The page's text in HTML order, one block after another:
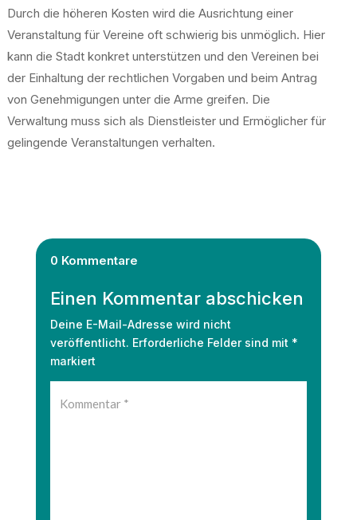
Durch die höheren Kosten wird die Ausrichtung einer
Veranstaltung für Vereine oft schwierig bis unmöglich. Hier
kann die Stadt konkret unterstützen und den Vereinen bei
der Einhaltung der rechtlichen Vorgaben und beim Antrag
von Genehmigungen unter die Arme greifen. Die
Verwaltung muss sich als Dienstleister und Ermöglicher für
gelingende Veranstaltungen verhalten.
0 Kommentare
Einen Kommentar abschicken
Deine E-Mail-Adresse wird nicht
veröffentlicht. Erforderliche Felder sind mit *
markiert